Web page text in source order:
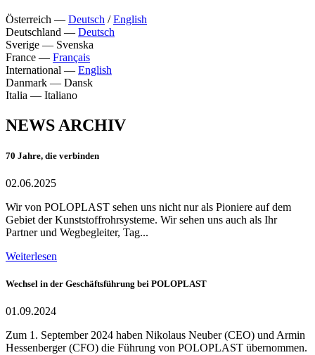
Österreich — Deutsch /English
Deutschland — Deutsch
Sverige — Svenska
France — Français
International — English
Danmark — Dansk
Italia — Italiano
NEWS ARCHIV
70 Jahre, die verbinden
02.06.2025
Wir von POLOPLAST sehen uns nicht nur als Pioniere auf dem
Gebiet der Kunststoffrohrsysteme. Wir sehen uns auch als Ihr
Partner und Wegbegleiter, Tag...
Weiterlesen
Wechsel in der Geschäftsführung bei POLOPLAST
01.09.2024
Zum 1. September 2024 haben Nikolaus Neuber (CEO) und Armin
Hessenberger (CFO) die Führung von POLOPLAST übernommen.